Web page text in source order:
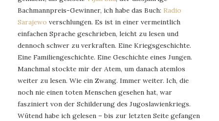
Bachmannpreis-Gewinner, ich habe das Buch: Radio
Sarajewo verschlungen. Es ist in einer vermeintlich
einfachen Sprache geschrieben, leicht zu lesen und
dennoch schwer zu verkraften. Eine Kriegsgeschichte.
Eine Familiengeschichte. Eine Geschichte eines Jungen.
Manchmal stockte mir der Atem, um danach atemlos
weiter zu lesen. Wie ein Zwang. Immer weiter. Ich, die
noch nie einen toten Menschen gesehen hat, war
fasziniert von der Schilderung des Jugoslawienkriegs.
Wütend habe ich gelesen – bis zur letzten Seite gefangen